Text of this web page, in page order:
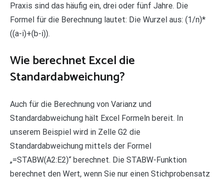
Praxis sind das häufig ein, drei oder fünf Jahre. Die
Formel für die Berechnung lautet: Die Wurzel aus: (1/n)*
((a-i)+(b-i)).
Wie berechnet Excel die
Standardabweichung?
Auch für die Berechnung von Varianz und
Standardabweichung hält Excel Formeln bereit. In
unserem Beispiel wird in Zelle G2 die
Standardabweichung mittels der Formel
„=STABW(A2:E2)“ berechnet. Die STABW-Funktion
berechnet den Wert, wenn Sie nur einen Stichprobensatz